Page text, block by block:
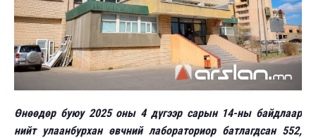
Өнөөдөр буюу 2025 оны 4 дүгээр сарын 14-ны байдлаар
нийт улаанбурхан өвчний лабораториор батлагдсан 552,